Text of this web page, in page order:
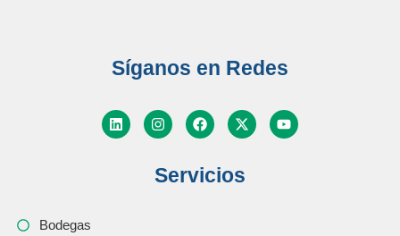
Síganos en Redes
Servicios
Bodegas